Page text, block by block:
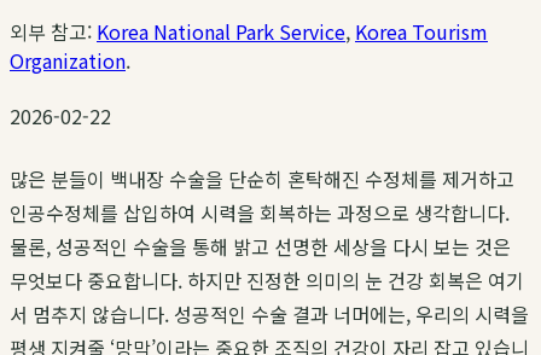
외부 참고: Korea National Park Service, Korea Tourism
Organization.
2026-02-22
많은 분들이 백내장 수술을 단순히 혼탁해진 수정체를 제거하고
인공수정체를 삽입하여 시력을 회복하는 과정으로 생각합니다.
물론, 성공적인 수술을 통해 밝고 선명한 세상을 다시 보는 것은
무엇보다 중요합니다. 하지만 진정한 의미의 눈 건강 회복은 여기
서 멈추지 않습니다. 성공적인 수술 결과 너머에는, 우리의 시력을
평생 지켜줄 ‘망막’이라는 중요한 조직의 건강이 자리 잡고 있습니